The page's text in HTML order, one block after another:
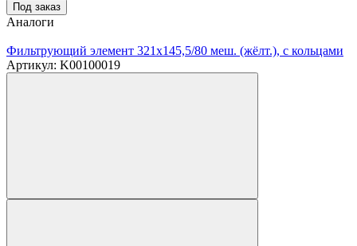
Под заказ
Аналоги
Фильтрующий элемент 321х145,5/80 меш. (жёлт.), с кольцами
Артикул: K00100019